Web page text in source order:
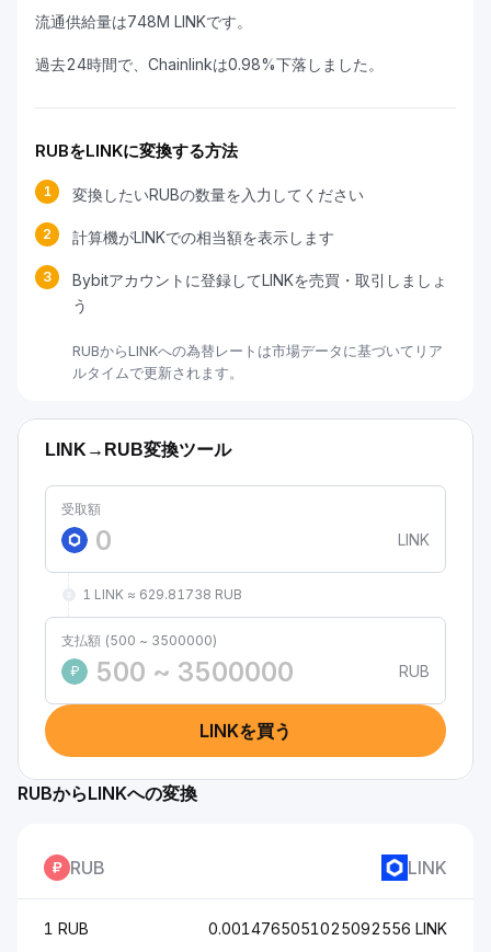
流通供給量は748M LINKです。
過去24時間で、Chainlinkは0.98%下落しました。
RUBをLINKに変換する方法
1 変換したいRUBの数量を入力してください
2 計算機がLINKでの相当額を表示します
3
Bybitアカウントに登録してLINKを売買・取引しましょ
う
RUBからLINKへの為替レートは市場データに基づいてリア
ルタイムで更新されます。
LINK→RUB変換ツール
受取額
LINK
1 LINK ≈ 629.81738 RUB
支払額 (500 ~ 3500000)
₽
RUB
LINKを買う
RUBからLINKへの変換
RUB LINK
1 RUB 0.0014765051025092556 LINK